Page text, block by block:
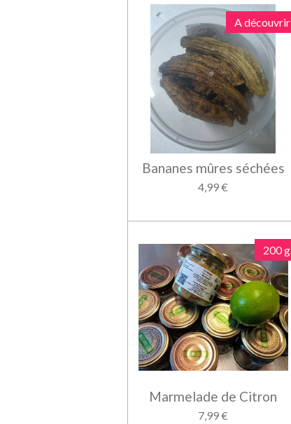
A découvrir
Bananes mûres séchées
4,99 €
200 g
Marmelade de Citron
7,99 €